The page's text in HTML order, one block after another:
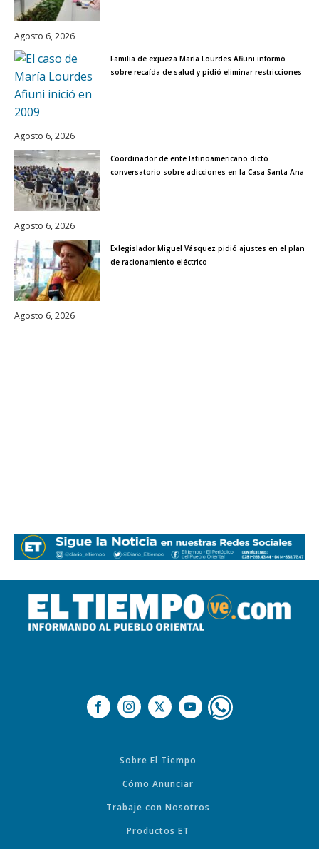
Agosto 6, 2026
Familia de exjueza María Lourdes Afiuni informó
sobre recaída de salud y pidió eliminar restricciones
Agosto 6, 2026
Coordinador de ente latinoamericano dictó
conversatorio sobre adicciones en la Casa Santa Ana
Agosto 6, 2026
Exlegislador Miguel Vásquez pidió ajustes en el plan
de racionamiento eléctrico
Agosto 6, 2026
Sobre El Tiempo
Cómo Anunciar
Trabaje con Nosotros
Productos ET